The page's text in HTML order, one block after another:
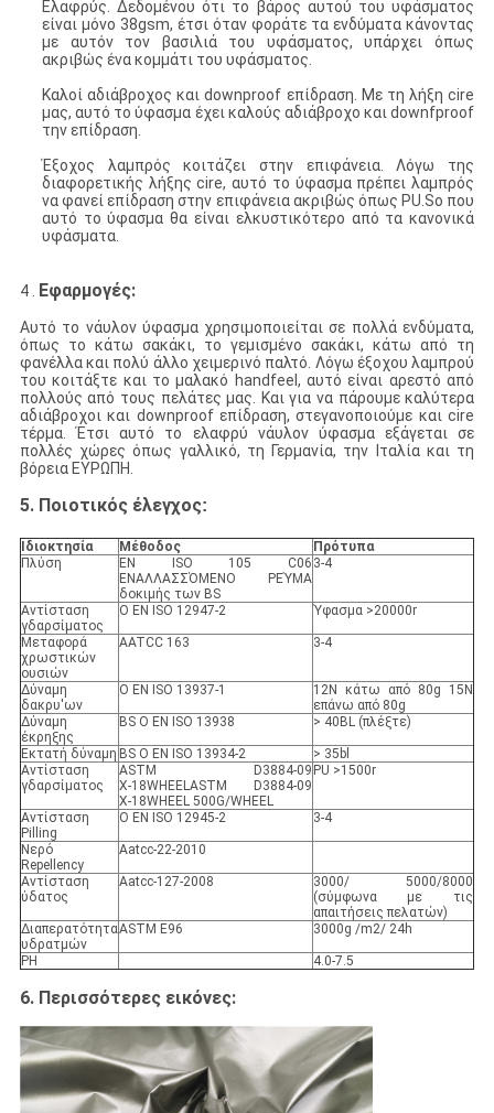
Ελαφρύς. Δεδομένου ότι το βάρος αυτού του υφάσματος
είναι μόνο 38gsm, έτσι όταν φοράτε τα ενδύματα κάνοντας
με αυτόν τον βασιλιά του υφάσματος, υπάρχει όπως
ακριβώς ένα κομμάτι του υφάσματος.
Καλοί αδιάβροχος και downproof επίδραση. Με τη λήξη cire
μας, αυτό το ύφασμα έχει καλούς αδιάβροχο και downfproof
την επίδραση.
Έξοχος λαμπρός κοιτάζει στην επιφάνεια. Λόγω της
διαφορετικής λήξης cire, αυτό το ύφασμα πρέπει λαμπρός
να φανεί επίδραση στην επιφάνεια ακριβώς όπως PU.So που
αυτό το ύφασμα θα είναι ελκυστικότερο από τα κανονικά
υφάσματα.
4 . Εφαρμογές:
Αυτό το νάυλον ύφασμα χρησιμοποιείται σε πολλά ενδύματα,
όπως το κάτω σακάκι, το γεμισμένο σακάκι, κάτω από τη
φανέλλα και πολύ άλλο χειμερινό παλτό. Λόγω έξοχου λαμπρού
του κοιτάξτε και το μαλακό handfeel, αυτό είναι αρεστό από
πολλούς από τους πελάτες μας. Και για να πάρουμε καλύτερα
αδιάβροχοι και downproof επίδραση, στεγανοποιούμε και cire
τέρμα. Έτσι αυτό το ελαφρύ νάυλον ύφασμα εξάγεται σε
πολλές χώρες όπως γαλλικό, τη Γερμανία, την Ιταλία και τη
βόρεια ΕΥΡΩΠΗ.
5. Ποιοτικός έλεγχος:
Ιδιοκτησία Μέθοδος
Πρότυπα
Πλύση
EN ISO 105 C06
ΕΝΑΛΛΑΣΣΌΜΕΝΟ ΡΕΎΜΑ
δοκιμής των BS
3-4
Αντίσταση
γδαρσίματος
Ο EN ISO 12947-2 Ύφασμα >20000r
Μεταφορά
χρωστικών
ουσιών
AATCC 163 3-4
Δύναμη
δακρυ'ων
Ο EN ISO 13937-1
12N κάτω από 80g 15N
επάνω από 80g
Δύναμη
έκρηξης
BS Ο EN ISO 13938 > 40BL (πλέξτε)
Εκτατή δύναμη BS Ο EN ISO 13934-2
> 35bl
Αντίσταση
γδαρσίματος
ASTM D3884-09
Χ-18WHEELASTM D3884-09
Χ-18WHEEL 500G/WHEEL
PU >1500r
Αντίσταση
Pilling
Ο EN ISO 12945-2 3-4
Νερό
Repellency
Aatcc-22-2010
Αντίσταση
ύδατος
Aatcc-127-2008
3000/ 5000/8000
(σύμφωνα με τις
απαιτήσεις πελατών)
Διαπερατότητα
υδρατμών
ASTM E96 3000g /m2/ 24h
PH 4.0-7.5
6. Περισσότερες εικόνες: